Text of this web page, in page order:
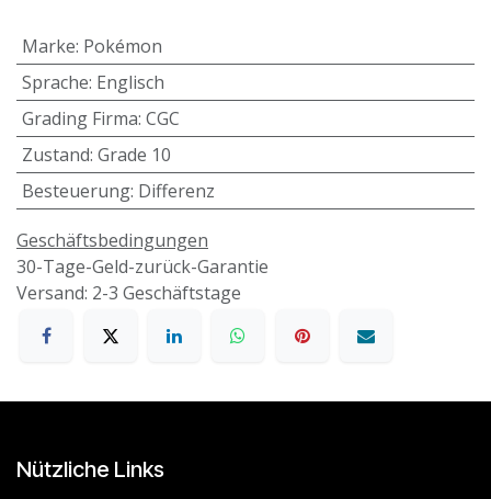
Marke: Pokémon
Sprache: Englisch
Grading Firma: CGC
Zustand: Grade 10
Besteuerung: Differenz
Geschäftsbedingungen
30-Tage-Geld-zurück-Garantie
Versand: 2-3 Geschäftstage
Nützliche Links